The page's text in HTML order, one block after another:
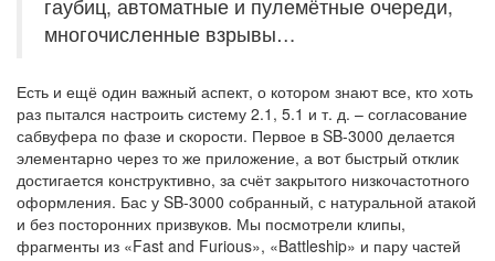
гаубиц, автоматные и пулемётные очереди,
многочисленные взрывы…
Есть и ещё один важный аспект, о котором знают все, кто хоть
раз пытался настроить систему 2.1, 5.1 и т. д. – согласование
сабвуфера по фазе и скорости. Первое в SB-3000 делается
элементарно через то же приложение, а вот быстрый отклик
достигается конструктивно, за счёт закрытого низкочастотного
оформления. Бас у SB-3000 собранный, с натуральной атакой
и без посторонних призвуков. Мы посмотрели клипы,
фрагменты из «Fast and Furious», «Battleship» и пару частей